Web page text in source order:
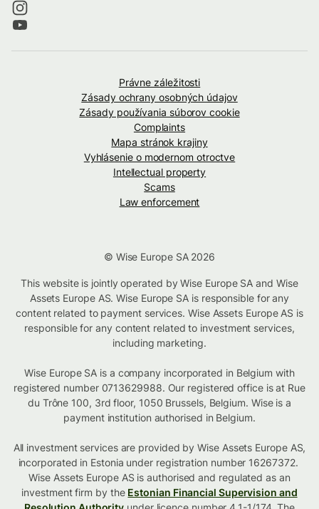
Právne záležitosti
Zásady ochrany osobných údajov
Zásady používania súborov cookie
Complaints
Mapa stránok krajiny
Vyhlásenie o modernom otroctve
Intellectual property
Scams
Law enforcement
© Wise Europe SA 2026
This website is jointly operated by Wise Europe SA and Wise
Assets Europe AS. Wise Europe SA is responsible for any
content related to payment services. Wise Assets Europe AS is
responsible for any content related to investment services,
including marketing.
Wise Europe SA is a company incorporated in Belgium with
registered number 0713629988. Our registered office is at Rue
du Trône 100, 3rd floor, 1050 Brussels, Belgium. Wise is a
payment institution authorised in Belgium.
All investment services are provided by Wise Assets Europe AS,
incorporated in Estonia under registration number 16267372.
Wise Assets Europe AS is authorised and regulated as an
investment firm by the Estonian Financial Supervision and